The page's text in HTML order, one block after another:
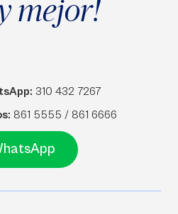
mejor!
310 432 7267
861 5555 / 861 6666